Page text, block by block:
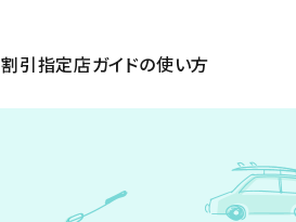
割引指定店ガイドの使い方